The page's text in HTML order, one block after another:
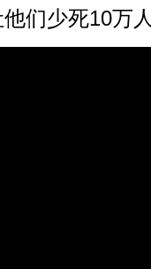
们少死10万人